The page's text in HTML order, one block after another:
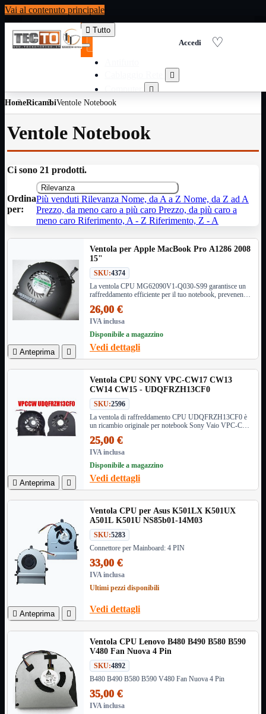
Vai al contenuto principale
 Tutto


Consumabili per stampanti
Domotica
Elettricita 
Servizi 
Telefoni 
DomoticaMostra tutti i prodotti
InformaticaMostra tutti i prodotti
Accessori 
Adattatore
Alimentatori
Assemblaggio
Audio
Bay
Box Esterni
Cabinet 
Cavi
Contenitori 
Dissipatori
Hard Disk 
Laboratorio
MainBoard 
MediaPlayer
Memorie
Monitor 
Mouse
Networking
Pulizia 
Software
Speaker 
Stampanti 
Supporti
Tablet
UPS
HomeRicambiVentole Notebook
Ventole Notebook
Ci sono 21 prodotti.
Ordina
per:
Rilevanza
Più venduti Rilevanza Nome, da A a Z Nome, da Z ad A
Prezzo, da meno caro a più caro Prezzo, da più caro a
meno caro Riferimento, A - Z Riferimento, Z - A
 Anteprima 
Ventola per Apple MacBook Pro A1286 2008
15"
SKU:4374
La ventola CPU MG62090V1-Q030-S99 garantisce un
raffreddamento efficiente per il tuo notebook, prevenendo
Compatibile con vari modelli HP Pavilion, HP Envy e
Apple MacBook Pro, è facile da installare e offre un
ventola con questa soluzione affidabile e prolungane la
vita utile.
26,00 €
IVA inclusa
Disponibile a magazzino
Vedi dettagli
 Anteprima 
Ventola CPU SONY VPC-CW17 CW13
CW14 CW15 - UDQFRZH13CF0
SKU:2596
La ventola di raffreddamento CPU UDQFRZH13CF0 è
un ricambio originale per notebook Sony Vaio VPC-CW
assicurata.
25,00 €
IVA inclusa
Disponibile a magazzino
Vedi dettagli
 Anteprima 
Ventola CPU per Asus K501LX K501UX
A501L K501U NS85b01-14M03
SKU:5283
Connettore per Mainboard: 4 PIN
33,00 €
IVA inclusa
Ultimi pezzi disponibili
Vedi dettagli
Ventola CPU Lenovo B480 B490 B580 B590
V480 Fan Nuova 4 Pin
SKU:4892
B480 B490 B580 B590 V480 Fan Nuova 4 Pin
35,00 €
IVA inclusa